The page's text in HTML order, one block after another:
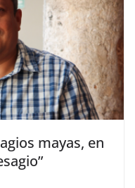
mayas, en